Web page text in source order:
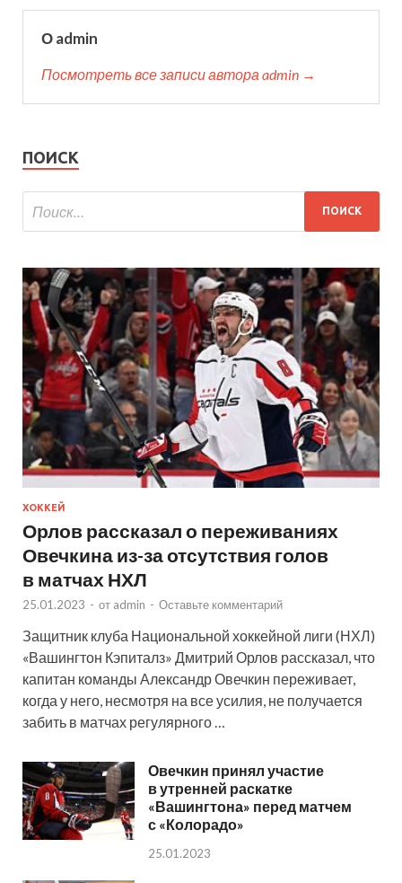
О admin
Посмотреть все записи автора admin →
ПОИСК
ХОККЕЙ
Орлов рассказал о переживаниях
Овечкина из-за отсутствия голов
в матчах НХЛ
25.01.2023 - от admin - Оставьте комментарий
Защитник клуба Национальной хоккейной лиги (НХЛ)
«Вашингтон Кэпиталз» Дмитрий Орлов рассказал, что
капитан команды Александр Овечкин переживает,
когда у него, несмотря на все усилия, не получается
забить в матчах регулярного …
Овечкин принял участие
в утренней раскатке
«Вашингтона» перед матчем
с «Колорадо»
25.01.2023